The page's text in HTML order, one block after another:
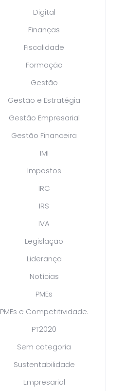
Digital
Finanças
Fiscalidade
Formação
Gestão
Gestão e Estratégia
Gestão Empresarial
Gestão Financeira
IMI
Impostos
IRC
IRS
IVA
Legislação
Liderança
Notícias
PMEs
PMEs e Competitividade.
PT2020
Sem categoria
Sustentabilidade
Empresarial